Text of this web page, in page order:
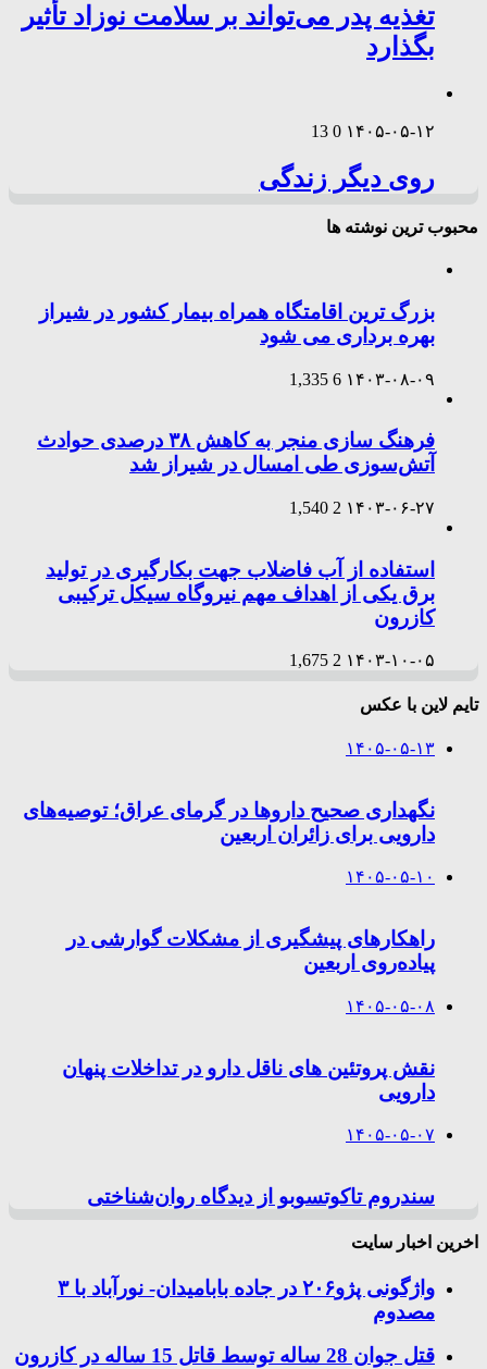
تغذیه پدر می‌تواند بر سلامت نوزاد تأثیر
بگذارد
۱۴۰۵-۰۵-۱۲ 0
13
روی دیگر زندگی
محبوب ترین نوشته ها
بزرگ ترین اقامتگاه همراه بیمار کشور در شیراز
بهره برداری می شود
۱۴۰۳-۰۸-۰۹ 6
1,335
فرهنگ سازی منجر به کاهش ۳۸ درصدی حوادث
آتش‌سوزی طی امسال در شیراز شد
۱۴۰۳-۰۶-۲۷ 2
1,540
استفاده از آب فاضلاب جهت بکارگیری در تولید
برق یکی از اهداف مهم نیروگاه سیکل ترکیبی
کازرون
۱۴۰۳-۱۰-۰۵ 2
1,675
تایم لاین با عکس
۱۴۰۵-۰۵-۱۳
نگهداری صحیح داروها در گرمای عراق؛ توصیه‌های
دارویی برای زائران اربعین
۱۴۰۵-۰۵-۱۰
راهکارهای پیشگیری از مشکلات گوارشی در
پیاده‌روی اربعین
۱۴۰۵-۰۵-۰۸
نقش پروتئین های ناقل دارو در تداخلات پنهان
دارویی
۱۴۰۵-۰۵-۰۷
سندروم تاکوتسوبو از دیدگاه روان‌شناختی
اخرین اخبار سایت
واژگونی پژو۲۰۶ در جاده بابامیدان- نورآباد با ۳
مصدوم
قتل جوان 28 ساله توسط قاتل 15 ساله در کازرون